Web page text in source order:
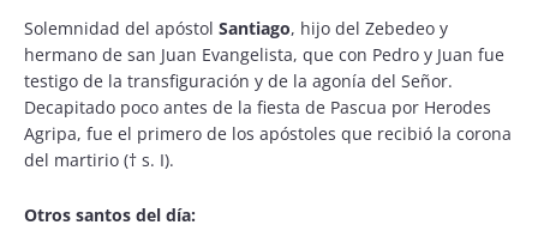
Solemnidad del apóstol Santiago, hijo del Zebedeo y
hermano de san Juan Evangelista, que con Pedro y Juan fue
testigo de la transfiguración y de la agonía del Señor.
Decapitado poco antes de la fiesta de Pascua por Herodes
Agripa, fue el primero de los apóstoles que recibió la corona
del martirio († s. I).
Otros santos del día: